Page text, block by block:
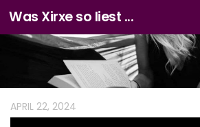
Zum Inhalt springen
Was Xirxe so liest ...
APRIL 22, 2024